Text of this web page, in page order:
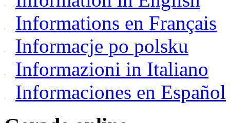
Informations en Français
Informacje po polsku
Informazioni in Italiano
Informaciones en Español